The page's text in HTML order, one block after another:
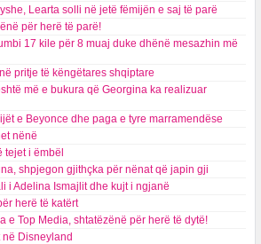
Learta solli në jetë fëmijën e saj të parë
për herë të parë!
17 kile për 8 muaj duke dhënë mesazhin më
pritje të këngëtares shqiptare
më e bukura që Georgina ka realizuar
e Beyonce dhe paga e tyre marramendëse
nënë
tejet i ëmbël
shpjegon gjithçka për nënat që japin gji
i Adelina Ismajlit dhe kujt i ngjanë
herë të katërt
e Top Media, shtatëzënë për herë të dytë!
Disneyland